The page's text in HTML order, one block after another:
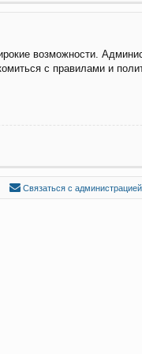
возможности.
с правилами и
Связаться с администрацией